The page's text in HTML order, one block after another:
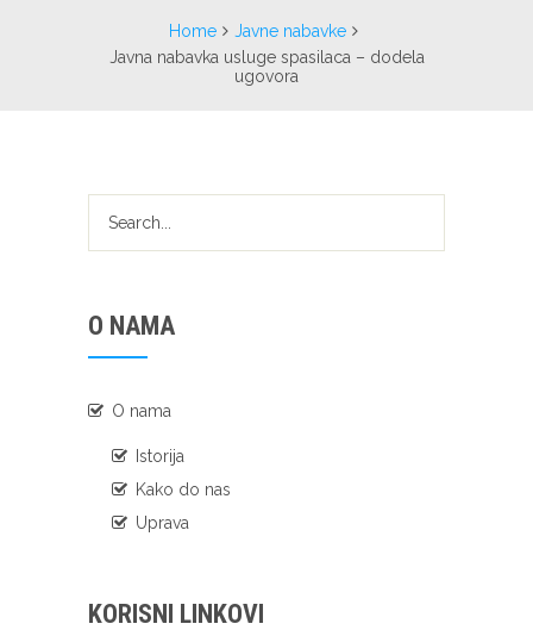
Home
Javne nabavke
Javna nabavka usluge spasilaca – dodela
ugovora
O NAMA
O nama
Istorija
Kako do nas
Uprava
KORISNI LINKOVI